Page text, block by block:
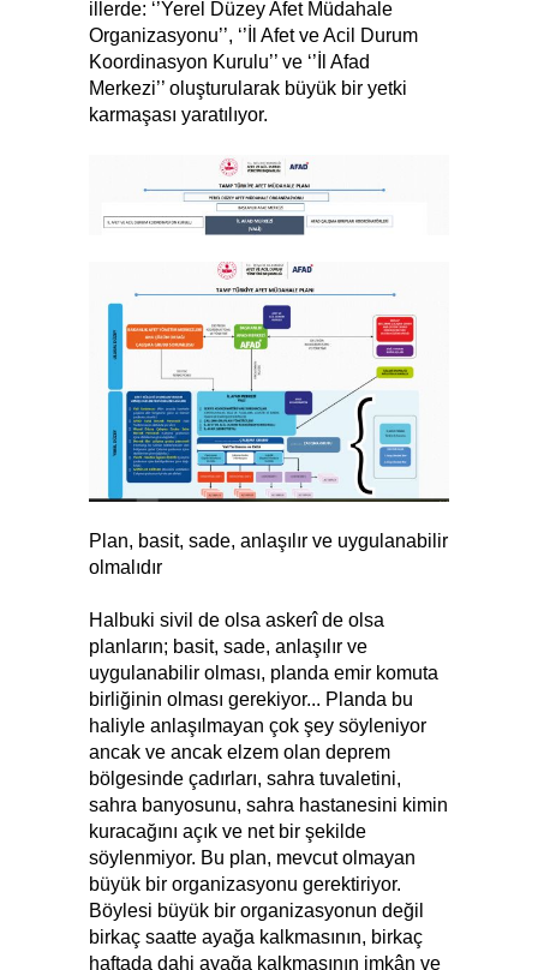
illerde: ‘’Yerel Düzey Afet Müdahale
Organizasyonu’’, ‘’İl Afet ve Acil Durum
Koordinasyon Kurulu’’ ve ‘’İl Afad
Merkezi’’ oluşturularak büyük bir yetki
karmaşası yaratılıyor.
Plan, basit, sade, anlaşılır ve uygulanabilir
olmalıdır
Halbuki sivil de olsa askerî de olsa
planların; basit, sade, anlaşılır ve
uygulanabilir olması, planda emir komuta
birliğinin olması gerekiyor... Planda bu
haliyle anlaşılmayan çok şey söyleniyor
ancak ve ancak elzem olan deprem
bölgesinde çadırları, sahra tuvaletini,
sahra banyosunu, sahra hastanesini kimin
kuracağını açık ve net bir şekilde
söylenmiyor. Bu plan, mevcut olmayan
büyük bir organizasyonu gerektiriyor.
Böylesi büyük bir organizasyonun değil
birkaç saatte ayağa kalkmasının, birkaç
haftada dahi ayağa kalkmasının imkân ve